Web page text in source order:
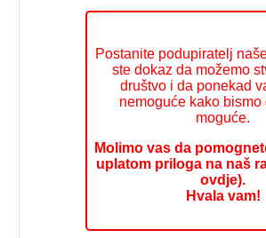
Postanite podupiratelj
ste dokaz da možemo
društvo i da ponekad
nemoguće kako bismo
moguće.
Molimo vas da
uplatom priloga na naš
ovdje).
Hvala vam!